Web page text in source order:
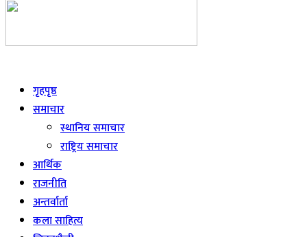
गृहपृष्ठ
समाचार
स्थानिय समाचार
राष्ट्रिय समाचार
आर्थिक
राजनीति
अन्तर्वार्ता
कला साहित्य